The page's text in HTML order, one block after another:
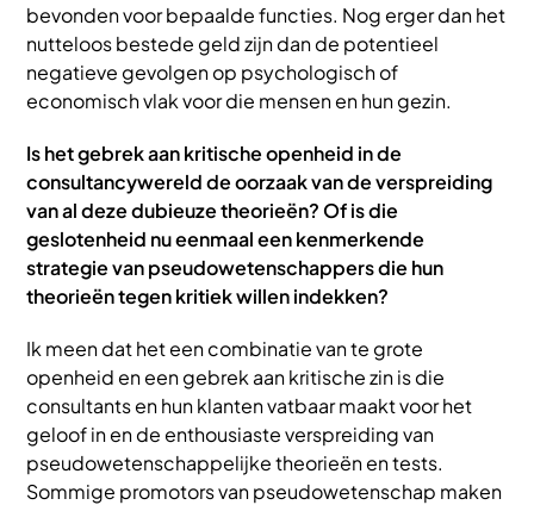
bevonden voor bepaalde functies. Nog erger dan het
nutteloos bestede geld zijn dan de potentieel
negatieve gevolgen op psychologisch of
economisch vlak voor die mensen en hun gezin.
Is het gebrek aan kritische openheid in de
consultancywereld de oorzaak van de verspreiding
van al deze dubieuze theorieën? Of is die
geslotenheid nu eenmaal een kenmerkende
strategie van pseudowetenschappers die hun
theorieën tegen kritiek willen indekken?
Ik meen dat het een combinatie van te grote
openheid en een gebrek aan kritische zin is die
consultants en hun klanten vatbaar maakt voor het
geloof in en de enthousiaste verspreiding van
pseudowetenschappelijke theorieën en tests.
Sommige promotors van pseudowetenschap maken